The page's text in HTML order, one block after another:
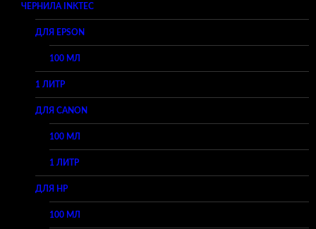
ЧЕРНИЛА INKTEC
ДЛЯ EPSON
100 МЛ
1 ЛИТР
ДЛЯ CANON
100 МЛ
1 ЛИТР
ДЛЯ HP
100 МЛ